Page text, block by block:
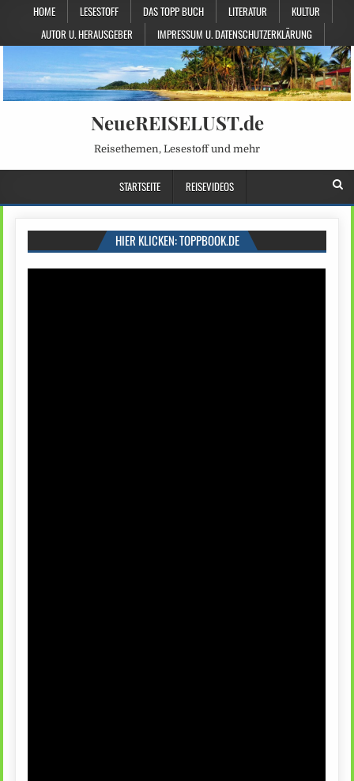
HOME LESESTOFF DAS TOPP BUCH LITERATUR
KULTUR
AUTOR U. HERAUSGEBER
IMPRESSUM U. DATENSCHUTZERKLÄRUNG
NeueREISELUST.de
Reisethemen, Lesestoff und mehr
STARTSEITE REISEVIDEOS
HIER KLICKEN: TOPPBOOK.DE